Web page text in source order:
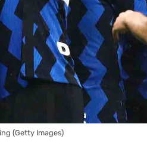
(Getty Images)